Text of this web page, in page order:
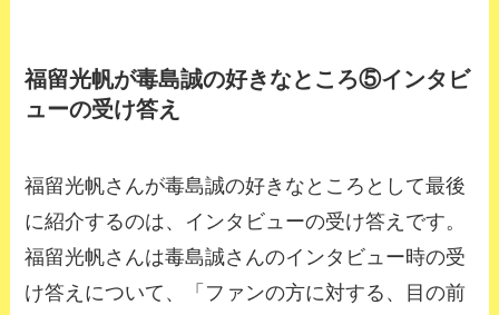
福留光帆が毒島誠の好きなところ⑤インタビ
ューの受け答え
福留光帆さんが毒島誠の好きなところとして最後
に紹介するのは、インタビューの受け答えです。
福留光帆さんは毒島誠さんのインタビュー時の受
け答えについて、「ファンの方に対する、目の前